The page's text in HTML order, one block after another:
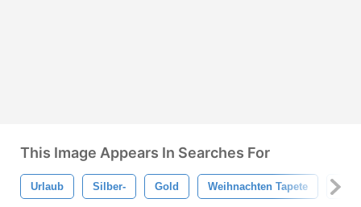
This Image Appears In Searches For
Urlaub Silber- Gold Weihnachten Tapete